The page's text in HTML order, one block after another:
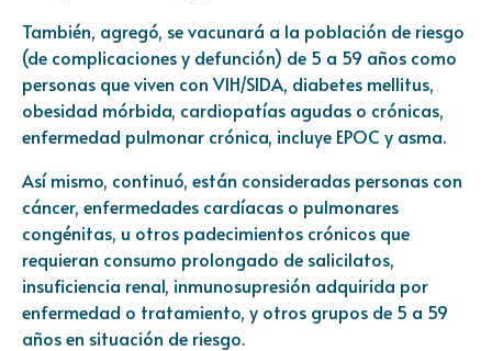
También, agregó, se vacunará a la población de riesgo
(de complicaciones y defunción) de 5 a 59 años como
personas que viven con VIH/SIDA, diabetes mellitus,
obesidad mórbida, cardiopatías agudas o crónicas,
enfermedad pulmonar crónica, incluye EPOC y asma.
Así mismo, continuó, están consideradas personas con
cáncer, enfermedades cardíacas o pulmonares
congénitas, u otros padecimientos crónicos que
requieran consumo prolongado de salicilatos,
insuficiencia renal, inmunosupresión adquirida por
enfermedad o tratamiento, y otros grupos de 5 a 59
años en situación de riesgo.